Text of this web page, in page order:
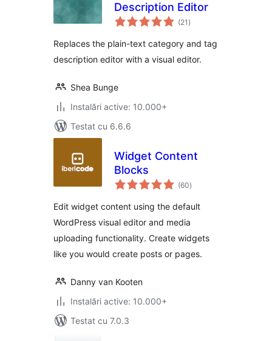
Description Editor
(21 total
aprecieri
)
Replaces the plain-text category and tag
description editor with a visual editor.
Shea Bunge
Instalări active: 10.000+
Testat cu 6.6.6
Widget Content
Blocks
(60total
aprecieri
)
Edit widget content using the default
WordPress visual editor and media
uploading functionality. Create widgets
like you would create posts or pages.
Danny van Kooten
Instalări active: 10.000+
Testat cu 7.0.3